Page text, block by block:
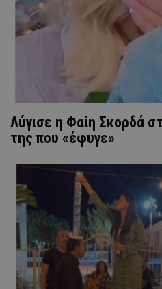
Λύγισε η Φαίη Σκορδά
της που «έφυγε»